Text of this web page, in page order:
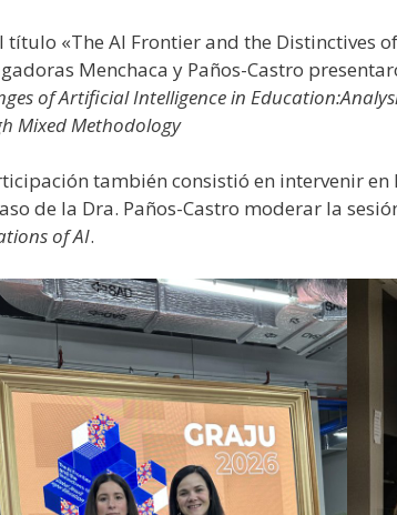
título «The AI Frontier and the Distinctives
Menchaca y Paños-Castro
of Artificial Intelligence in
Mixed Methodology
también consistió en intervenir en
de la Dra. Paños-Castro moderar la
of AI.